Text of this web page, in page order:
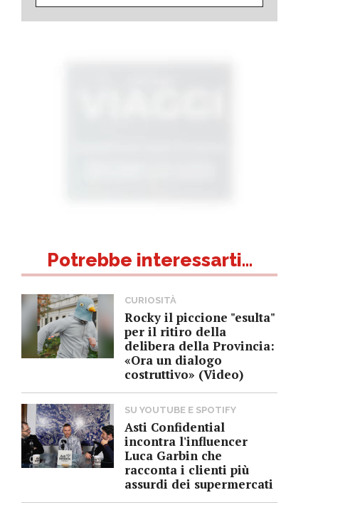
Potrebbe interessarti...
CURIOSITÀ
Rocky il piccione "esulta"
per il ritiro della
delibera della Provincia:
«Ora un dialogo
costruttivo» (Video)
SU YOUTUBE E SPOTIFY
Asti Confidential
incontra l'influencer
Luca Garbin che
racconta i clienti più
assurdi dei supermercati